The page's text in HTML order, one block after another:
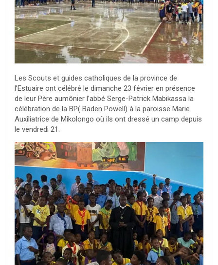
Les Scouts et guides catholiques de la province de
l’Estuaire ont célébré le dimanche 23 février en présence
de leur Père aumônier l’abbé Serge-Patrick Mabikassa la
célébration de la BP( Baden Powell) à la paroisse Marie
Auxiliatrice de Mikolongo où ils ont dressé un camp depuis
le vendredi 21.